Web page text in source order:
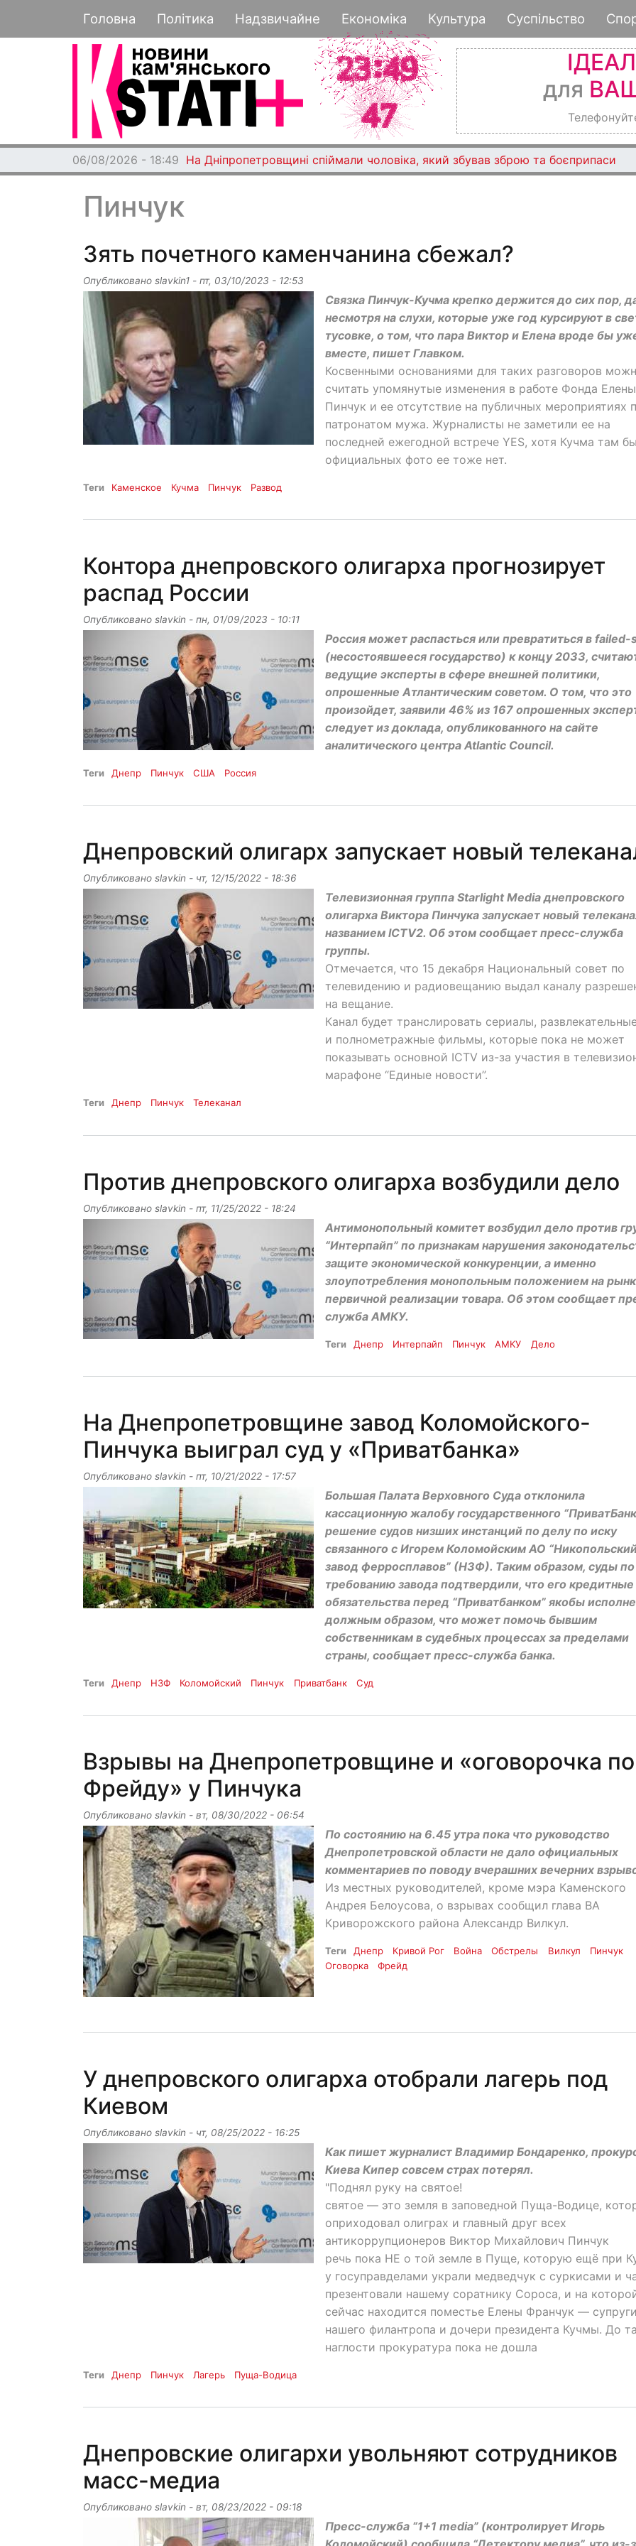
к
основному
Основная навигация
Головна Політика Надзвичайне Економіка Культура Суспільство
для
06/08/2026 - 18:49 На Дніпропетровщині спіймали чоловіка, який збував зброю та боєприпаси
Пинчук
Зять почетного каменчанина сбежал?
Опубликовано slavkin1 - пт, 03/10/2023 - 12:53
Связка Пинчук-Кучма крепко держится до сих пор,
несмотря на слухи, которые уже год курсируют в
тусовке, о том, что пара Виктор и Елена вроде бы
вместе, пишет Главком.
Косвенными основаниями для таких разговоров
считать упомянутые изменения в работе Фонда Елены
Пинчук и ее отсутствие на публичных мероприятиях
патронатом мужа. Журналисты не заметили ее на
последней ежегодной встрече YES, хотя Кучма там
официальных фото ее тоже нет.
Теги Каменское Кучма Пинчук Развод
Контора днепровского олигарха прогнозирует
распад России
Опубликовано slavkin - пн, 01/09/2023 - 10:11
Россия может распасться или превратиться в failed-
(несостоявшееся государство) к концу 2033,
ведущие эксперты в сфере внешней политики,
опрошенные Атлантическим советом. О том, что это
произойдет, заявили 46% из 167 опрошенных
следует из доклада, опубликованного на сайте
аналитического центра Atlantic Council.
Теги Днепр Пинчук США Россия
Днепровский олигарх запускает новый
Опубликовано slavkin - чт, 12/15/2022 - 18:36
Телевизионная группа Starlight Media днепровского
олигарха Виктора Пинчука запускает новый
названием ICTV2. Об этом сообщает пресс-служба
группы.
Отмечается, что 15 декабря Национальный совет по
телевидению и радиовещанию выдал каналу
на вещание.
Канал будет транслировать сериалы,
и полнометражные фильмы, которые пока не может
показывать основной ICTV из-за участия в
марафоне “Единые новости”.
Теги Днепр Пинчук Телеканал
Против днепровского олигарха возбудили дело
Опубликовано slavkin - пт, 11/25/2022 - 18:24
Антимонопольный комитет возбудил дело против
“Интерпайп” по признакам нарушения
защите экономической конкуренции, а именно
злоупотребления монопольным положением на
первичной реализации товара. Об этом сообщает
служба АМКУ.
Теги Днепр Интерпайп Пинчук АМКУ Дело
На Днепропетровщине завод Коломойского-
Пинчука выиграл суд у «Приватбанка»
Опубликовано slavkin - пт, 10/21/2022 - 17:57
Большая Палата Верховного Суда отклонила
кассационную жалобу государственного
решение судов низших инстанций по делу по иску
связанного с Игорем Коломойским АО
завод ферросплавов” (НЗФ). Таким образом, суды по
требованию завода подтвердили, что его кредитные
обязательства перед “Приватбанком” якобы
должным образом, что может помочь бывшим
собственникам в судебных процессах за пределами
страны, сообщает пресс-служба банка.
Теги Днепр НЗФ Коломойский Пинчук Приватбанк Суд
Взрывы на Днепропетровщине и «оговорочка по
Фрейду» у Пинчука
Опубликовано slavkin - вт, 08/30/2022 - 06:54
По состоянию на 6.45 утра пока что руководство
Днепропетровской области не дало официальных
комментариев по поводу вчерашних вечерних
Из местных руководителей, кроме мэра Каменского
Андрея Белоусова, о взрывах сообщил глава ВА
Криворожского района Александр Вилкул.
Теги Днепр Кривой Рог Война Обстрелы Вилкул
Пинчук
Оговорка
Фрейд
У днепровского олигарха отобрали лагерь под
Киевом
Опубликовано slavkin - чт, 08/25/2022 - 16:25
Как пишет журналист Владимир Бондаренко,
Киева Кипер совсем страх потерял.
"Поднял руку на святое!
святое — это земля в заповедной Пуща-Водице,
оприходовал олиграх и главный друг всех
антикоррупционеров Виктор Михайлович Пинчук
речь пока НЕ о той земле в Пуще, которую ещё при
у госуправделами украли медведчук с суркисами и
презентовали нашему соратнику Сороса, и на
сейчас находится поместье Елены Франчук — супруги
нашего филантропа и дочери президента Кучмы. До
наглости прокуратура пока не дошла
Теги Днепр Пинчук Лагерь Пуща-Водица
Днепровские олигархи увольняют сотрудников
масс-медиа
Опубликовано slavkin - вт, 08/23/2022 - 09:18
Пресс-служба “1+1 media” (контролирует Игорь